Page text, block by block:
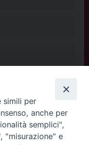
simili per
anche per
semplici",
"misurazione" e